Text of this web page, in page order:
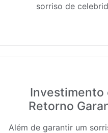
sorriso de
Investimento
Retorno
Além de garantir um